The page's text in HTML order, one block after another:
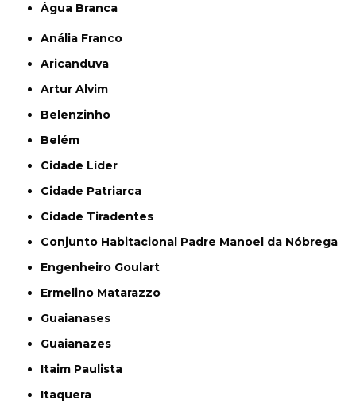
Água Branca
Anália Franco
Aricanduva
Artur Alvim
Belenzinho
Belém
Cidade Líder
Cidade Patriarca
Cidade Tiradentes
Conjunto Habitacional Padre Manoel da Nóbrega
Engenheiro Goulart
Ermelino Matarazzo
Guaianases
Guaianazes
Itaim Paulista
Itaquera